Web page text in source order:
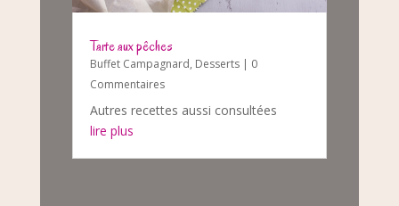
Tarte aux pêches
Buffet Campagnard, Desserts| 0
Commentaires
Autres recettes aussi consultées
lire plus